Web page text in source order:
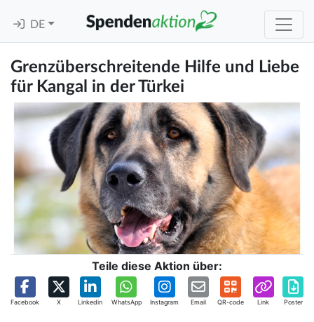
DE
Grenzüberschreitende Hilfe und Liebe
für Kangal in der Türkei
Teile diese Aktion über:
Facebook X Linkedin WhatsApp Instagram Email QR-code Link Poster